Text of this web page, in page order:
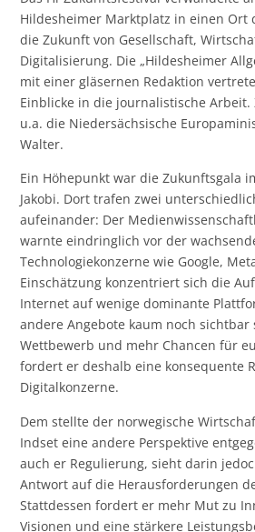
Hildesheimer Marktplatz in einen Ort
die Zukunft von Gesellschaft,
Digitalisierung. Die „Hildesheimer
mit einer gläsernen Redaktion
Einblicke in die journalistische Arbeit.
u.a. die Niedersächsische
Walter.
Ein Höhepunkt war die Zukunftsgala
Jakobi. Dort trafen zwei
aufeinander: Der
warnte eindringlich vor der
Technologiekonzerne wie Google,
Einschätzung konzentriert sich die
Internet auf wenige dominante
andere Angebote kaum noch
Wettbewerb und mehr Chancen für
fordert er deshalb eine konsequente
Digitalkonzerne.
Dem stellte der norwegische
Indset eine andere Perspektive
auch er Regulierung, sieht darin
Antwort auf die Herausforderungen
Stattdessen fordert er mehr Mut zu
Visionen und eine stärkere